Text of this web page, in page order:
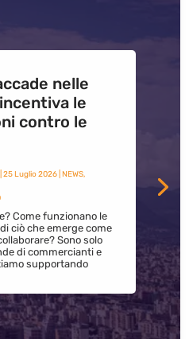
nelle
le
contro le
25 Luglio 2026| NEWS,
Come funzionano le
ciò che emerge come
Sono solo
di commercianti e
supportando